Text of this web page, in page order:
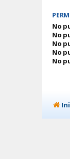
No
No
No
No
No